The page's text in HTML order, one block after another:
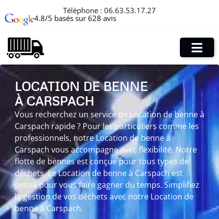
Téléphone : 06.63.53.17.27
4.8/5 basés sur 628 avis
LOCATION DE BENNE
À CARSPACH
Vous recherchez un service de Location de benne à
Carspach rapide ? Pour les particuliers comme les
professionnels, notre Location de benne à
Carspach vous accompagne avec flexibilité. Notre
flotte de bennes est conçue pour tous types de
déchets. Le Location de benne à Carspach est
pensé pour vous faire gagner du temps. Simplifiez
la gestion de vos déchets avec notre Location de
benne à Carspach.